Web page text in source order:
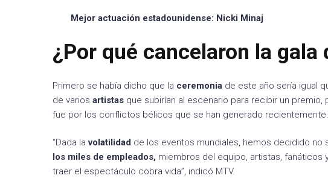
Mejor actuación estadounidense: Nicki Minaj
¿Por qué cancelaron la gala
Primero se había dicho que la ceremonia de este año sería igual
de varios artistas que subirían al escenario para recibir un
fue por los conflictos bélicos que se han generado recientemente.
“Dada lavolatilidad de los eventos mundiales, hemos decidido no
los miles de empleados, miembros del equipo, artistas,
traer el espectáculo cobra vida”, indicó MTV.